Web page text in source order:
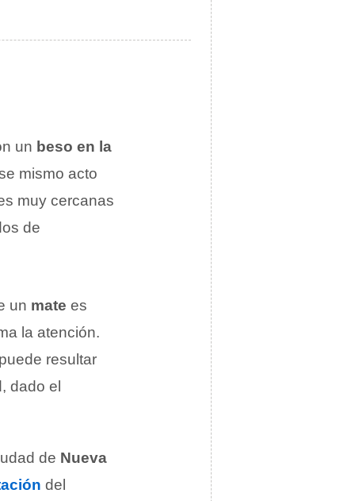
un beso en la
mismo acto
muy cercanas
de
un mate es
la atención.
resultar
dado el
de Nueva
del